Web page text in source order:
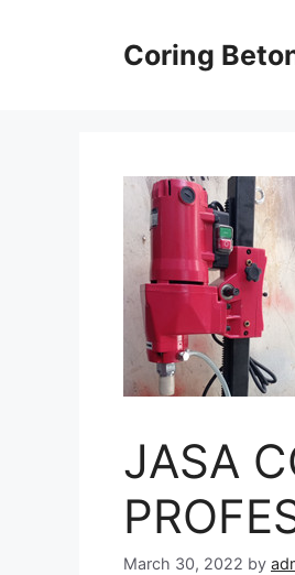
Coring
JASA
March 30, 2022 by